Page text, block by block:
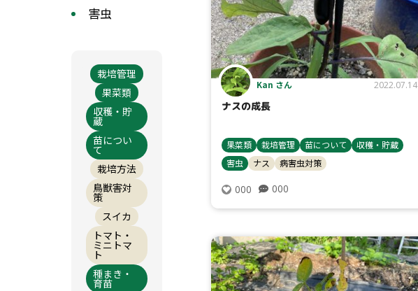
害虫
栽培管理
果菜類
収穫・貯
蔵
苗につい
て
栽培方法
鳥獣害対
策
スイカ
トマト・
ミニトマ
ト
種まき・
育苗
Kan さん 2022.07.14
ナスの成長
果菜類 栽培管理 苗について
収穫・貯蔵
害虫
ナス 病害虫対策
000 000